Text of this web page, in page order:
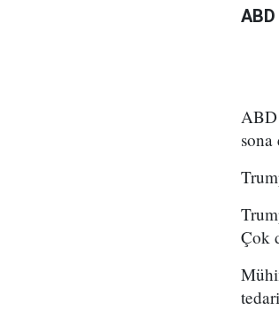
ABD
sona
Çok